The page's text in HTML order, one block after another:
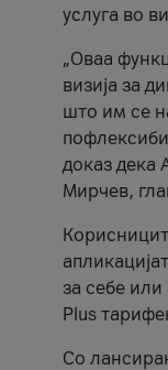
услуга во
„Оваа
визија за
што им се
доказ дека
Мирчев,
за себе
Plus
Со